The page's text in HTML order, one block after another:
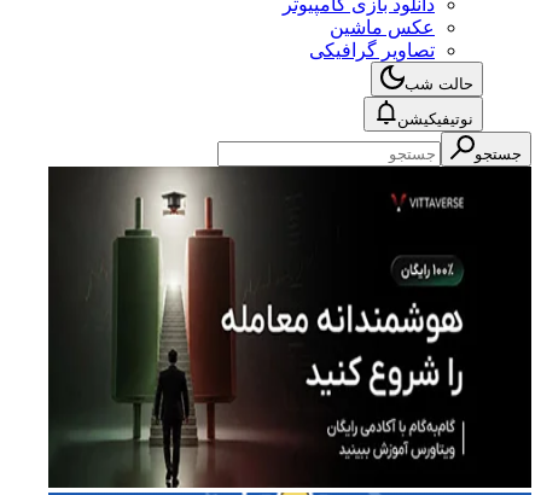
دانلود بازی کامپیوتر
عکس ماشین
تصاویر گرافیکی
حالت شب
نوتیفیکیشن
جستجو